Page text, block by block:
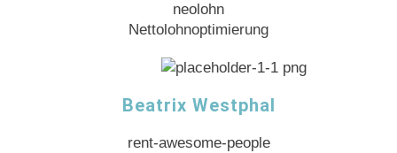
neolohn
Nettolohnoptimierung
Beatrix Westphal
rent-awesome-people